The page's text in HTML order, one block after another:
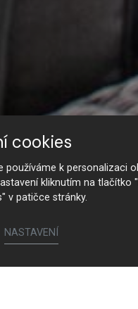
cookies
používáme k personalizaci
kliknutím na tlačítko
v patičce stránky.
NASTAVENÍ